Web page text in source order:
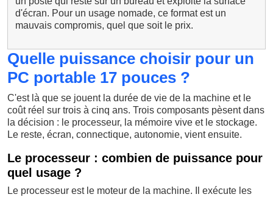
d'écran. Pour un usage nomade, ce format est un
mauvais compromis, quel que soit le prix.
Quelle puissance choisir pour un
PC portable 17 pouces ?
C'est là que se jouent la durée de vie de la machine et le
coût réel sur trois à cinq ans. Trois composants pèsent dans
la décision : le processeur, la mémoire vive et le stockage.
Le reste, écran, connectique, autonomie, vient ensuite.
Le processeur : combien de puissance pour
quel usage ?
Le processeur est le moteur de la machine. Il exécute les